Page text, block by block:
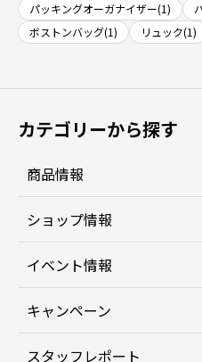
パッキングオーガナイザー(1)
ボストンバッグ(1)
リュック(1)
カテゴリーから探す
商品情報
ショップ情報
イベント情報
キャンペーン
スタッフレポート